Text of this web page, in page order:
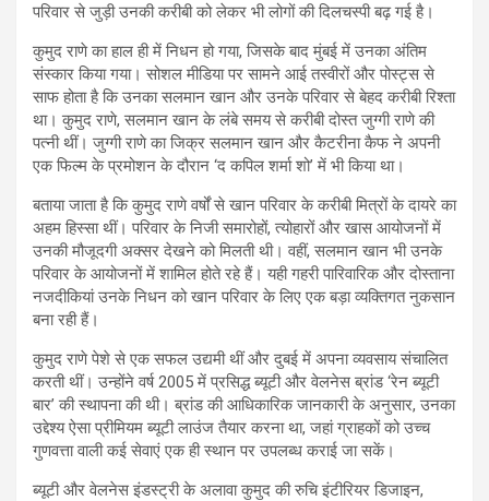
परिवार से जुड़ी उनकी करीबी को लेकर भी लोगों की दिलचस्पी बढ़ गई है।
कुमुद राणे का हाल ही में निधन हो गया, जिसके बाद मुंबई में उनका अंतिम
संस्कार किया गया। सोशल मीडिया पर सामने आई तस्वीरों और पोस्ट्स से
साफ होता है कि उनका सलमान खान और उनके परिवार से बेहद करीबी रिश्ता
था। कुमुद राणे, सलमान खान के लंबे समय से करीबी दोस्त जुग्गी राणे की
पत्नी थीं। जुग्गी राणे का जिक्र सलमान खान और कैटरीना कैफ ने अपनी
एक फिल्म के प्रमोशन के दौरान ‘द कपिल शर्मा शो’ में भी किया था।
बताया जाता है कि कुमुद राणे वर्षों से खान परिवार के करीबी मित्रों के दायरे का
अहम हिस्सा थीं। परिवार के निजी समारोहों, त्योहारों और खास आयोजनों में
उनकी मौजूदगी अक्सर देखने को मिलती थी। वहीं, सलमान खान भी उनके
परिवार के आयोजनों में शामिल होते रहे हैं। यही गहरी पारिवारिक और दोस्ताना
नजदीकियां उनके निधन को खान परिवार के लिए एक बड़ा व्यक्तिगत नुकसान
बना रही हैं।
कुमुद राणे पेशे से एक सफल उद्यमी थीं और दुबई में अपना व्यवसाय संचालित
करती थीं। उन्होंने वर्ष 2005 में प्रसिद्ध ब्यूटी और वेलनेस ब्रांड ‘रेन ब्यूटी
बार’ की स्थापना की थी। ब्रांड की आधिकारिक जानकारी के अनुसार, उनका
उद्देश्य ऐसा प्रीमियम ब्यूटी लाउंज तैयार करना था, जहां ग्राहकों को उच्च
गुणवत्ता वाली कई सेवाएं एक ही स्थान पर उपलब्ध कराई जा सकें।
ब्यूटी और वेलनेस इंडस्ट्री के अलावा कुमुद की रुचि इंटीरियर डिजाइन,